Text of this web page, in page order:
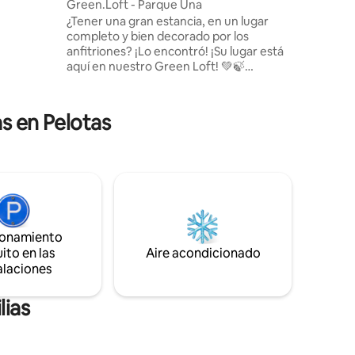
Green.Loft - Parque Una
¿Tener una gran estancia, en un lugar
completo y bien decorado por los
anfitriones? ¡Lo encontró! ¡Su lugar está
aquí en nuestro Green Loft! 💚🍃
una estructura completa para su
comodidad y practicidad, ya que está
comodidad. ¡Ven a quedarte con
en Pelotas
en las
Aire acondicionado